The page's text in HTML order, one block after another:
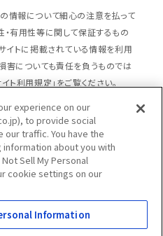
情報について細心の注意を払って
・有用性等に関して保証するもの
イトに掲載されている情報を利用
害についても責任を負うものでは
ト利用規定」をご覧ください。
ウェブサイト利用規定
ソーシャルメディアポリシー
ウェブアクセシビリティ対応
Co., Ltd.All rights reserved.
experience on our
to provide social
traffic. You have the
about you with
Sell My Personal
cookie settings on our
Information